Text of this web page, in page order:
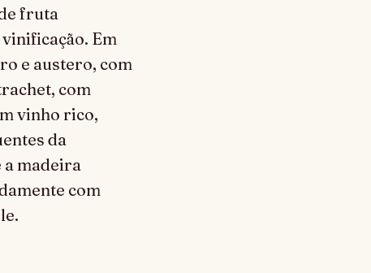
fruta
Em
e austero, com
com
vinho rico,
da
madeira
com